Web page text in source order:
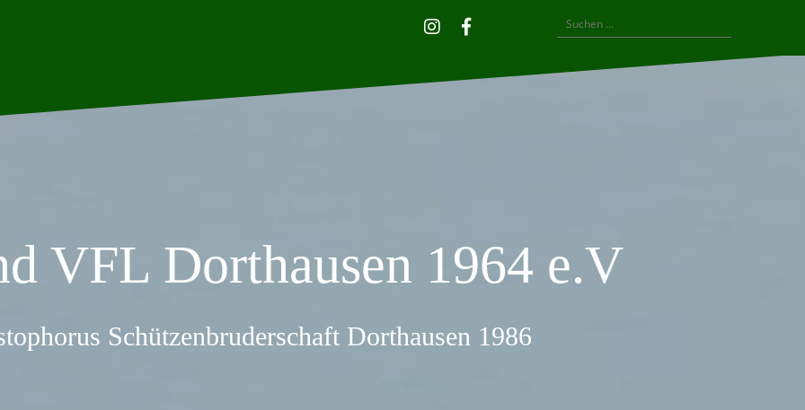
Instagram
Privatsphäre-
Einstellungen
Einstellungen
Einwilligungen
widerrufen
Suchen
nach:
VFL Dorthausen 1964 e.V
Schützenbruderschaft Dorthausen 1986